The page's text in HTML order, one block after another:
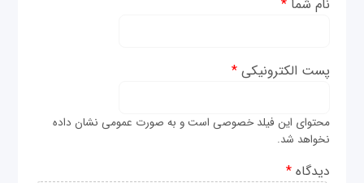
نام شما*
پست الکترونیکی*
محتوای این فیلد خصوصی است و به صورت عمومی نشان داده
نخواهد شد.
دیدگاه*